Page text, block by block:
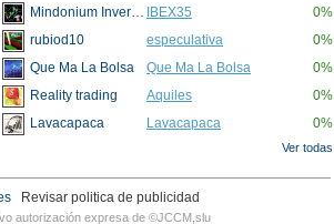
Mindonium Inversions IBEX35 0%
rubiod10 especulativa 0%
Que Ma La Bolsa Que Ma La Bolsa 0%
Reality trading Aquiles 0%
Lavacapaca Lavacapaca 0%
Ver todas
Revisar politica de publicidad
autorización expresa de ©JCCM,slu